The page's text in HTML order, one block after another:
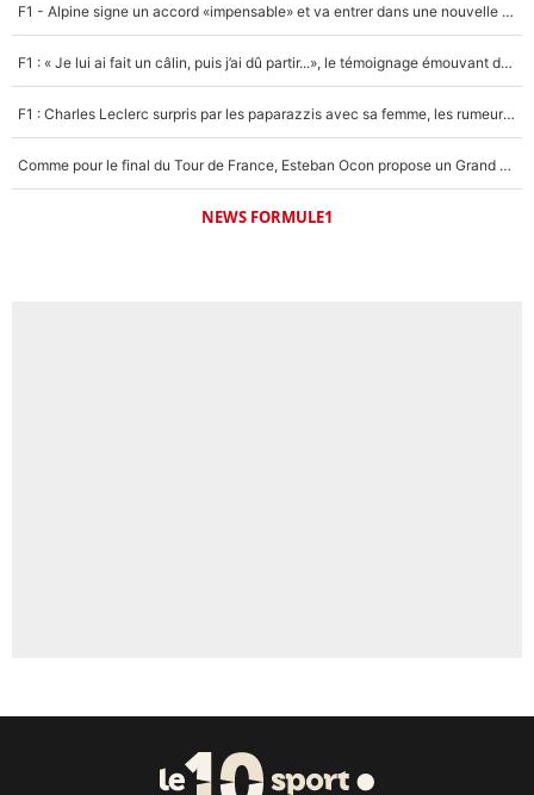
F1 - Alpine signe un accord «impensable» et va entrer dans une nouvelle dimension : Grande nouvelle pour Pierre Gasly !
F1 : « Je lui ai fait un câlin, puis j’ai dû partir...», le témoignage émouvant de Max Verstappen sur sa fille
F1 : Charles Leclerc surpris par les paparazzis avec sa femme, les rumeurs étaient vraies !
Comme pour le final du Tour de France, Esteban Ocon propose un Grand Prix de Formule 1 à Paris : «Autour de l’Arc de Triomphe, ce serait génial» !
NEWS FORMULE1